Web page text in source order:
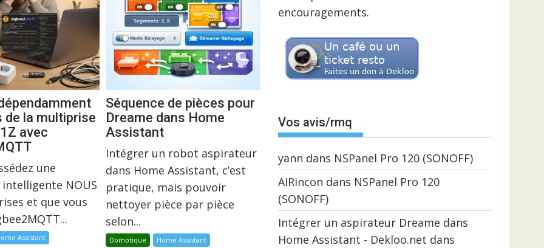
de la multiprise
avec
une
NOUS
et que vous
Assistant
Séquence de pièces pour
Dreame dans Home
Assistant
Intégrer un robot aspirateur
dans Home Assistant, c’est
pratique, mais pouvoir
nettoyer pièce par pièce
selon...
Domotique Home Assistant
encouragements.
Vos avis/rmq
yann dans NSPanel Pro 120 (SONOFF)
AIRincon dans NSPanel Pro 120
(SONOFF)
Intégrer un aspirateur Dreame dans
Home Assistant - Dekloo.net dans